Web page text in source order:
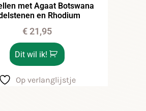
met Agaat Botswana
en Rhodium
€21,95
Dit wil ik!
Op verlanglijstje